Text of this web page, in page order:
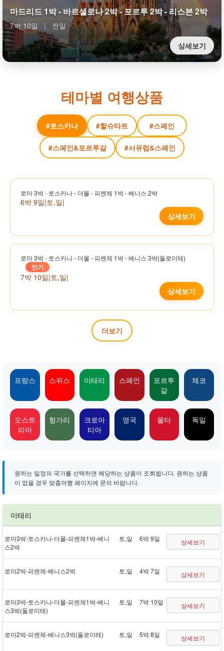
마드리드 1박 - 바르셀로나 2박 - 포르투 2박 - 리스본 2박
7박 10일 |
전일
상세보기
테마별 여행상품
#토스카나 #할슈타트 #스페인
#스페인&포르투갈 #서유럽&스페인
로마 3박 - 토스카나 - 더몰 - 피렌체 1박 - 베니스 2박
6박 9일|토,일|
상세보기
로마 3박 - 토스카나 - 더몰 - 피렌체 1박 - 베니스 3박(돌로미테)
인기
7박 10일|토,일|
상세보기
더보기
프랑스 스위스 이태리 스페인
포르투
갈
체코
오스트
리아
헝가리
크로아
티아
영국 몰타 독일
원하는 일정의 국가를 선택하면 해당하는 상품이 조회됩니다. 원하는 상품
이 없을 경우 맞춤여행 페이지에 문의 바랍니다.
이태리
로마 3박 - 토스카나 - 더몰 - 피렌체 1박 - 베니
스 2박
토,일 6박 9일 상세보기
로마 2박 - 피렌체 - 베니스 2박 토,일 4박 7일 상세보기
로마 3박 - 토스카나 - 더몰 - 피렌체 1박 - 베니
스 3박(돌로미테)
토,일 7박 10일 상세보기
로마 2박 - 피렌체 - 베니스 3박(돌로미테) 토,일 5박 8일 상세보기